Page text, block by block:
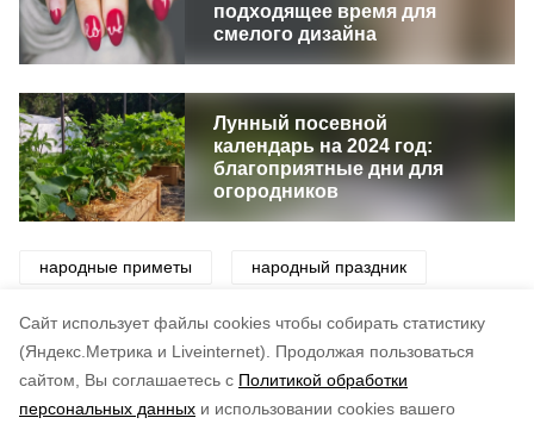
Cайт использует файлы cookies чтобы собирать статистику
(Яндекс.Метрика и Liveinternet).
Продолжая пользоваться
сайтом, Вы соглашаетесь с Политикой обработки
персональных данных и использовании cookies вашего
подходящее время для
смелого дизайна
Лунный посевной
календарь на 2024 год:
благоприятные дни для
огородников
народные приметы народный праздник
приметы погода праздник